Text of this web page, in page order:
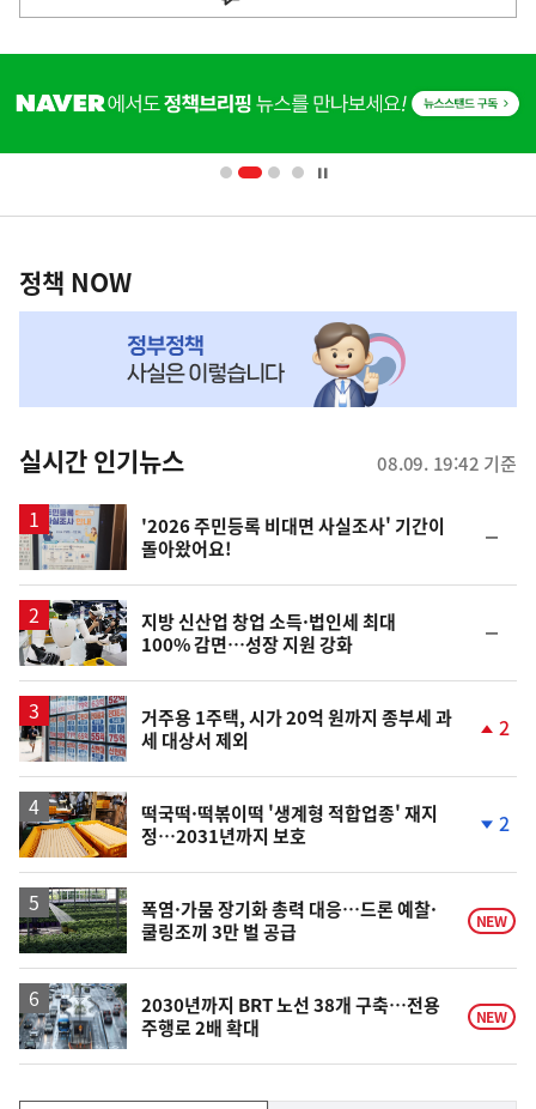
단
배
영
책
NOW,
뉴
스
정책 NOW
실시간 인기뉴스 08.09. 19:42 기준
'2026 주민등록 비대면 사실조사' 기간이
돌아왔어요!
일
지방 신산업 창업 소득·법인세 최대
100% 감면…성장 지원 강화
일
거주용 1주택, 시가 20억 원까지 종부세 과
세 대상서 제외
계
2
떡국떡·떡볶이떡 '생계형 적합업종' 재지
정…2031년까지 보호
계
락
2
폭염·가뭄 장기화 총력 대응…드론 예찰·
쿨링조끼 3만 벌 공급
NEW
2030년까지 BRT 노선 38개 구축…전용
주행로 2배 확대
NEW